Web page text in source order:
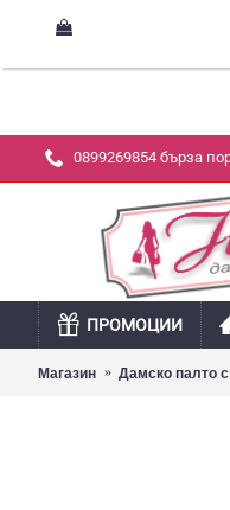
0899269854 бърза
ПРОМОЦИИ
Магазин Дамско палто